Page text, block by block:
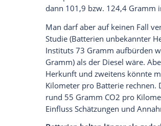
benötigte Strom
des Ifo-Instituts auf
UnterEinbeziehungder
Aufwand für die 75 kWh
Forscherdie
beispielsweise
einfließen. Ein Hinweis,